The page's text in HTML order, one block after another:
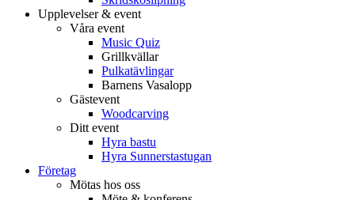
Upplevelser & event
Våra event
Music Quiz
Grillkvällar
Pulkatävlingar
Barnens Vasalopp
Gästevent
Woodcarving
Ditt event
Hyra bastu
Hyra Sunnerstastugan
Företag
Mötas hos oss